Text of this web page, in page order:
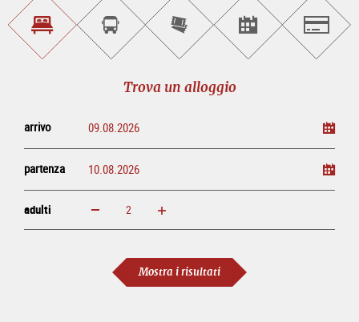
Trova
un
alloggio
Prenota
un
sightseeing
Compra
biglietti
Trova
gli
eventi
Trova un alloggio
arrivo
partenza
adulti ingrandisci diminuisci
Mostra i risultati